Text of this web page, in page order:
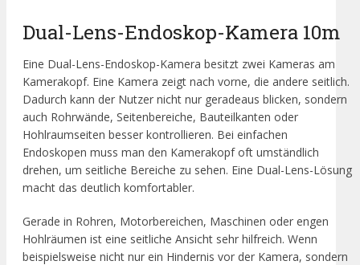
Dual-Lens-Endoskop-Kamera 10m
Eine Dual-Lens-Endoskop-Kamera besitzt zwei Kameras am
Kamerakopf. Eine Kamera zeigt nach vorne, die andere seitlich.
Dadurch kann der Nutzer nicht nur geradeaus blicken, sondern
auch Rohrwände, Seitenbereiche, Bauteilkanten oder
Hohlraumseiten besser kontrollieren. Bei einfachen
Endoskopen muss man den Kamerakopf oft umständlich
drehen, um seitliche Bereiche zu sehen. Eine Dual-Lens-Lösung
macht das deutlich komfortabler.
Gerade in Rohren, Motorbereichen, Maschinen oder engen
Hohlräumen ist eine seitliche Ansicht sehr hilfreich. Wenn
beispielsweise nicht nur ein Hindernis vor der Kamera, sondern